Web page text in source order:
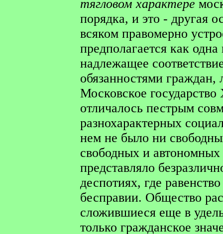
тягловом характере
порядка, и это - другая
всяком правомерно
предполагается как
надлежащее
обязанностями
Московское
отличалось пестрым
разнохарактерных
нем не было ни
свободных и
представляло
деспотиях, где
бесправии. Общество
сложившиеся еще в
только гражданское